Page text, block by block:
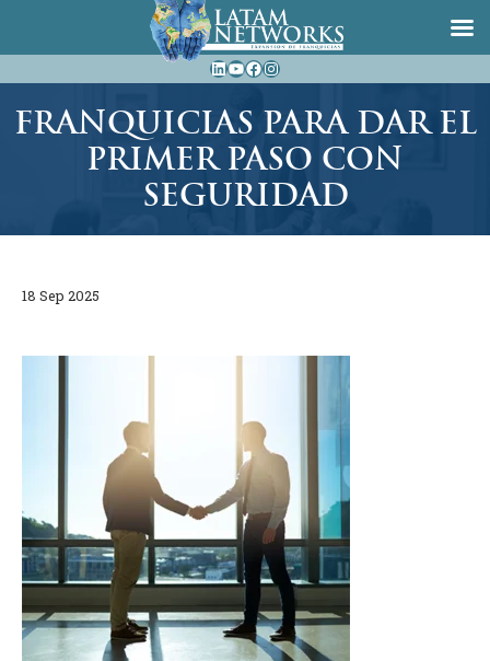
al
LinkedIn
YouTube
Facebook
Instagram
FRANQUICIAS PARA DAR EL
PRIMER PASO CON
SEGURIDAD
18 Sep 2025